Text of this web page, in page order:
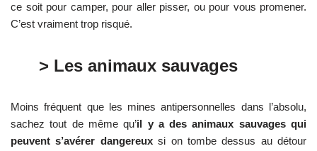
ce soit pour camper, pour aller pisser, ou pour vous promener.
C’est vraiment trop risqué.
> Les animaux sauvages
Moins fréquent que les mines antipersonnelles dans l’absolu,
sachez tout de même qu’il y a des animaux sauvages qui
peuvent s’avérer dangereuxsi on tombe dessus au détour